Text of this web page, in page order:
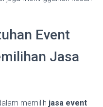
Event
Jasa
memilih jasa event